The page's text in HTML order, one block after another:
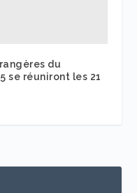
du
se réuniront les 21